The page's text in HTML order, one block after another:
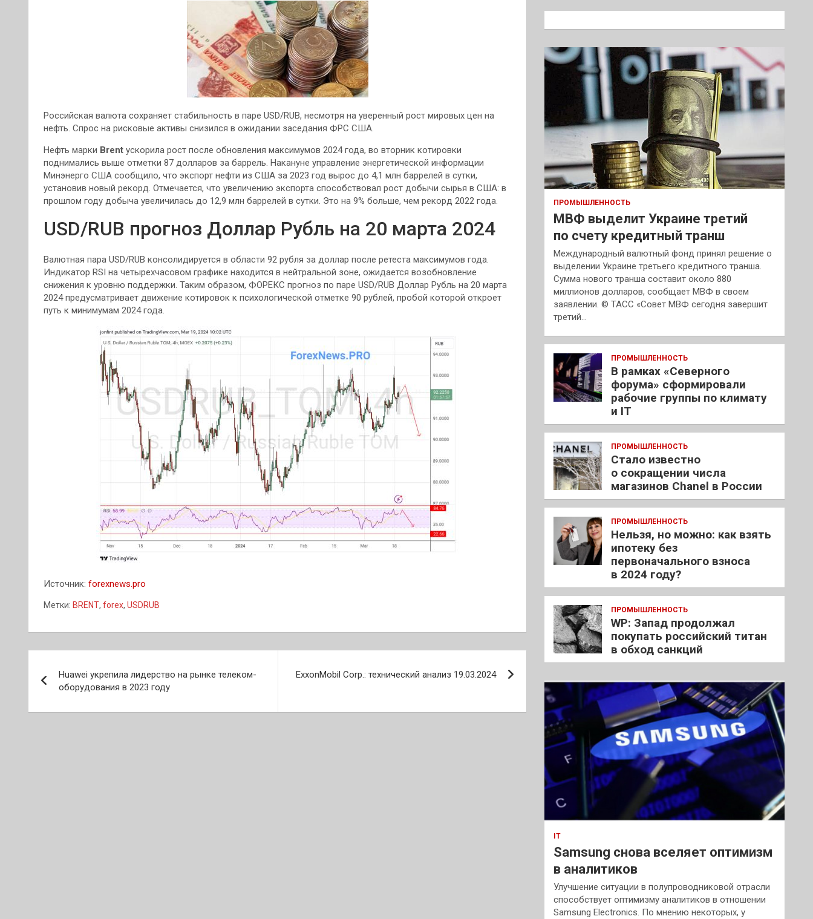
Российская валюта сохраняет стабильность в паре USD/RUB, несмотря на уверенный рост мировых цен на
нефть. Спрос на рисковые активы снизился в ожидании заседания ФРС США.
Нефть марки Brent ускорила рост после обновления максимумов 2024 года, во вторник котировки
поднимались выше отметки 87 долларов за баррель. Накануне управление энергетической информации
Минэнерго США сообщило, что экспорт нефти из США за 2023 год вырос до 4,1 млн баррелей в сутки,
установив новый рекорд. Отмечается, что увеличению экспорта способствовал рост добычи сырья в США: в
прошлом году добыча увеличилась до 12,9 млн баррелей в сутки. Это на 9% больше, чем рекорд 2022 года.
USD/RUB прогноз Доллар Рубль на 20 марта 2024
Валютная пара USD/RUB консолидируется в области 92 рубля за доллар после ретеста максимумов года.
Индикатор RSI на четырехчасовом графике находится в нейтральной зоне, ожидается возобновление
снижения к уровню поддержки. Таким образом, ФОРЕКС прогноз по паре USD/RUB Доллар Рубль на 20 марта
2024 предусматривает движение котировок к психологической отметке 90 рублей, пробой которой откроет
путь к минимумам 2024 года.
Источник: forexnews.pro
Метки: BRENT, forex, USDRUB
по
записям
Huawei укрепила лидерство на рынке телеком-
оборудования в 2023 году
ExxonMobil Corp.: технический анализ 19.03.2024
к
ПРОМЫШЛЕННОСТЬ
МВФ выделит Украине третий
по счету кредитный транш
Международный валютный фонд принял решение о
выделении Украине третьего кредитного транша.
Сумма нового транша составит около 880
миллионов долларов, сообщает МВФ в своем
заявлении. © ТАСС «Совет МВФ сегодня завершит
третий…
ПРОМЫШЛЕННОСТЬ
В рамках «Северного
форума» сформировали
рабочие группы по климату
и IT
ПРОМЫШЛЕННОСТЬ
Стало известно
о сокращении числа
магазинов Chanel в России
ПРОМЫШЛЕННОСТЬ
Нельзя, но можно: как взять
ипотеку без
первоначального взноса
в 2024 году?
ПРОМЫШЛЕННОСТЬ
WP: Запад продолжал
покупать российский титан
в обход санкций
IT
Samsung снова вселяет оптимизм
в аналитиков
Улучшение ситуации в полупроводниковой отрасли
способствует оптимизму аналитиков в отношении
Samsung Electronics. По мнению некоторых, у